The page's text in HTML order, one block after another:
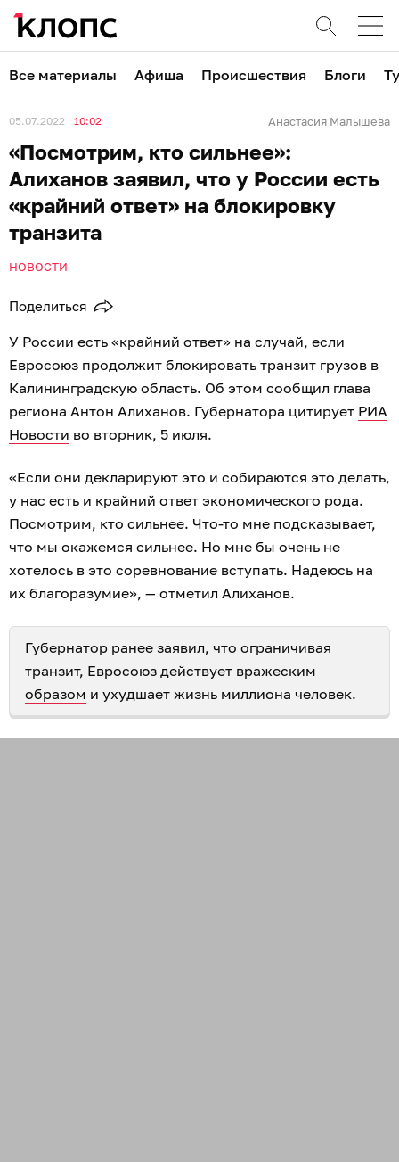
Все материалы Афиша Происшествия Блоги
05.07.2022 10:02 Анастасия Малышева
«Посмотрим, кто сильнее»:
Алиханов заявил, что у России есть
«крайний ответ» на блокировку
транзита
НОВОСТИ
Поделиться
У России есть «крайний ответ» на случай, если
Евросоюз продолжит блокировать транзит грузов в
Калининградскую область. Об этом сообщил глава
региона Антон Алиханов. Губернатора цитирует РИА
Новости во вторник, 5 июля.
«Если они декларируют это и собираются это делать,
у нас есть и крайний ответ экономического рода.
Посмотрим, кто сильнее. Что-то мне подсказывает,
что мы окажемся сильнее. Но мне бы очень не
хотелось в это соревнование вступать. Надеюсь на
их благоразумие», — отметил Алиханов.
Губернатор ранее заявил, что ограничивая
транзит, Евросоюз действует вражеским
образом и ухудшает жизнь миллиона человек.